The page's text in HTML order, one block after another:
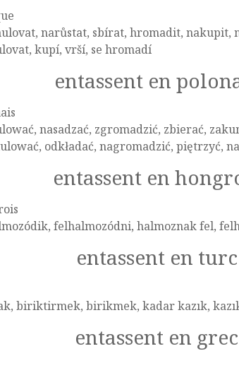
narůstat, sbírat, hromadit, nakupit,
kupí, vrší, se hromadí
entassent en
nasadzać, zgromadzić, zbierać,
odkładać, nagromadzić, piętrzyć,
entassent en
felhalmozódni, halmoznak fel,
entassent en turc
biriktirmek, birikmek, kadar kazık,
entassent en grec